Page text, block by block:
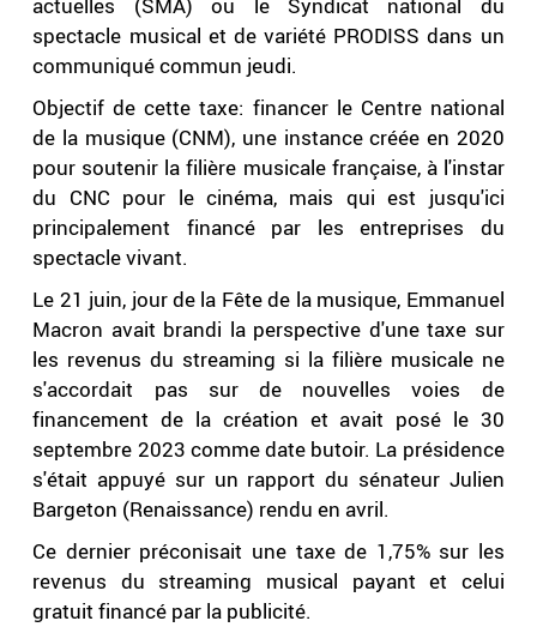
actuelles (SMA) ou le Syndicat national du
spectacle musical et de variété PRODISS dans un
communiqué commun jeudi.
Objectif de cette taxe: financer le Centre national
de la musique (CNM), une instance créée en 2020
pour soutenir la filière musicale française, à l'instar
du CNC pour le cinéma, mais qui est jusqu'ici
principalement financé par les entreprises du
spectacle vivant.
Le 21 juin, jour de la Fête de la musique, Emmanuel
Macron avait brandi la perspective d'une taxe sur
les revenus du streaming si la filière musicale ne
s'accordait pas sur de nouvelles voies de
financement de la création et avait posé le 30
septembre 2023 comme date butoir. La présidence
s'était appuyé sur un rapport du sénateur Julien
Bargeton (Renaissance) rendu en avril.
Ce dernier préconisait une taxe de 1,75% sur les
revenus du streaming musical payant et celui
gratuit financé par la publicité.